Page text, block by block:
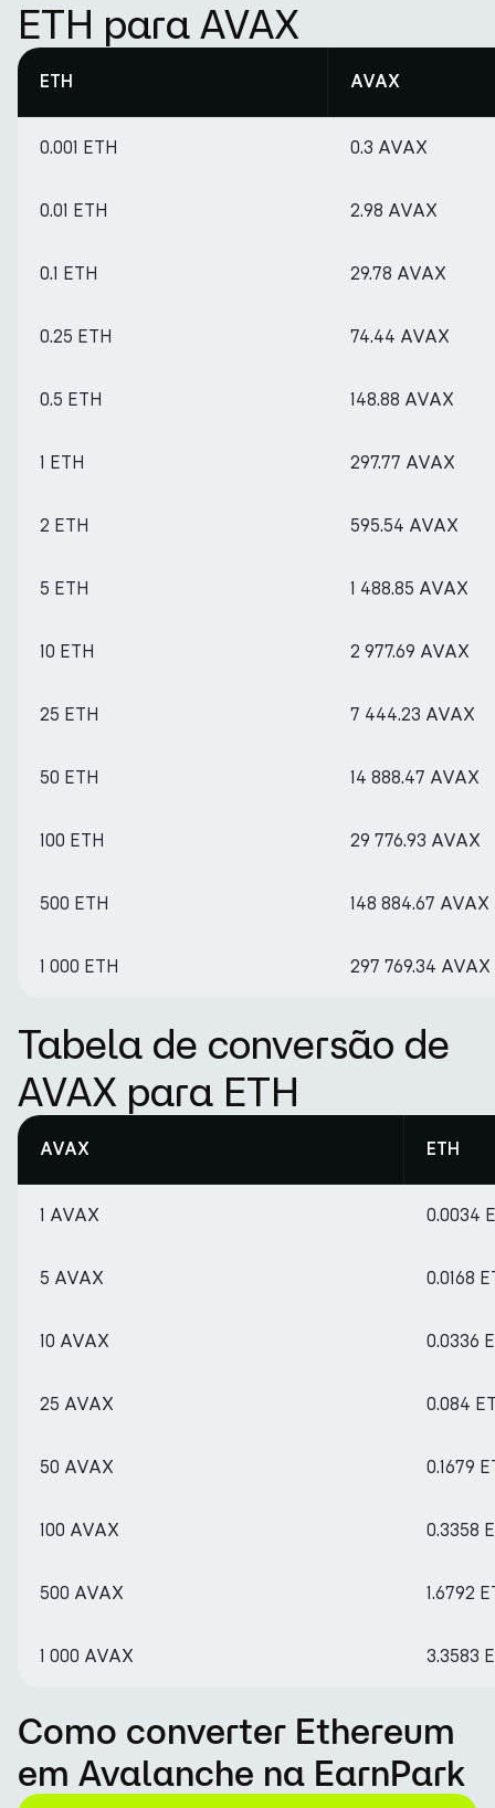
ETH para AVAX
ETH AVAX
0.001 ETH 0.3 AVAX
0.01 ETH 2.98 AVAX
0.1 ETH 29.78 AVAX
0.25 ETH 74.44 AVAX
0.5 ETH 148.88 AVAX
1 ETH 297.77 AVAX
2 ETH 595.54 AVAX
5 ETH 1 488.85 AVAX
10 ETH 2 977.69 AVAX
25 ETH 7 444.23 AVAX
50 ETH 14 888.47 AVAX
100 ETH 29 776.93 AVAX
500 ETH 148 884.67 AVAX
1 000 ETH 297 769.34 AVAX
Tabela de conversão de
AVAX para ETH
AVAX ETH
1 AVAX 0.0034
5 AVAX 0.0168
10 AVAX 0.0336
25 AVAX 0.084
50 AVAX 0.1679
100 AVAX 0.3358
500 AVAX 1.6792
1 000 AVAX 3.3583
Como converter Ethereum
em Avalanche na EarnPark